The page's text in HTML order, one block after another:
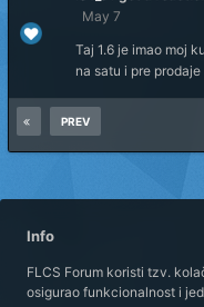
May 7
Taj 1.6 je imao moj
na satu i pre
PREV
Info
FLCS Forum koristi tzv.
osigurao funkcionalnost i